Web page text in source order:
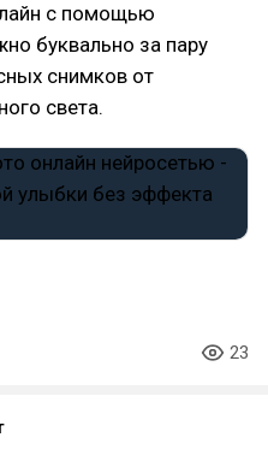
с помощью
буквально за пару
снимков от
света.
23